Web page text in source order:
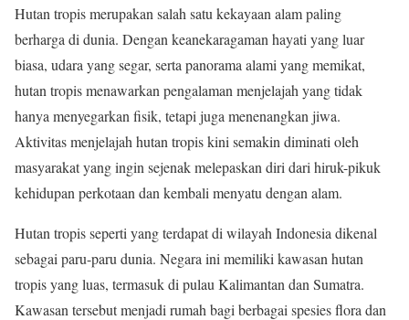
Hutan tropis merupakan salah satu kekayaan alam paling
berharga di dunia. Dengan keanekaragaman hayati yang luar
biasa, udara yang segar, serta panorama alami yang memikat,
hutan tropis menawarkan pengalaman menjelajah yang tidak
hanya menyegarkan fisik, tetapi juga menenangkan jiwa.
Aktivitas menjelajah hutan tropis kini semakin diminati oleh
masyarakat yang ingin sejenak melepaskan diri dari hiruk-pikuk
kehidupan perkotaan dan kembali menyatu dengan alam.
Hutan tropis seperti yang terdapat di wilayah Indonesia dikenal
sebagai paru-paru dunia. Negara ini memiliki kawasan hutan
tropis yang luas, termasuk di pulau Kalimantan dan Sumatra.
Kawasan tersebut menjadi rumah bagi berbagai spesies flora dan